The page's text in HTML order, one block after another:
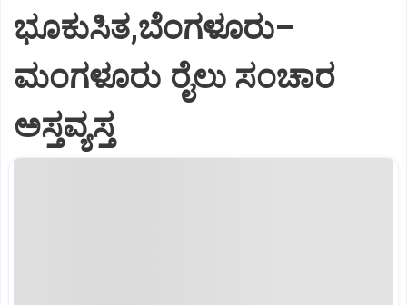
ಭೂಕುಸಿತ,ಬೆಂಗಳೂರು–
ಮಂಗಳೂರು ರೈಲು ಸಂಚಾರ
ಅಸ್ತವ್ಯಸ್ತ